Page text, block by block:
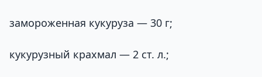
замороженная кукуруза — 30 г;
кукурузный крахмал — 2 ст. л.;